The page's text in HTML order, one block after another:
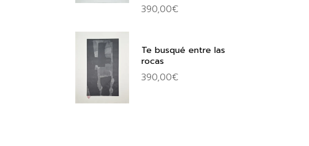
390,00€
Te busqué entre las
rocas
390,00€